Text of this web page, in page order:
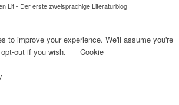
Lit - Der erste zweisprachige Literaturblog |
to improve your experience. We'll assume you're
out if you wish.
Cookie